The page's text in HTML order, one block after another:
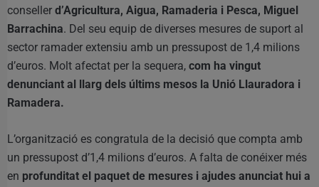
conseller d’Agricultura, Aigua, Ramaderia i Pesca, Miguel
Barrachina. Del seu equip de diverses mesures de suport al
sector ramader extensiu amb un pressupost de 1,4 milions
d’euros. Molt afectat per la sequera, com ha vingut
denunciant al llarg dels últims mesos la Unió Llauradora i
Ramadera.
L’organització es congratula de la decisió que compta amb
un pressupost d’1,4 milions d’euros. A falta de conéixer més
en profunditat el paquet de mesures i ajudes anunciat hui a